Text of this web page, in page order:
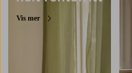
Vis mer